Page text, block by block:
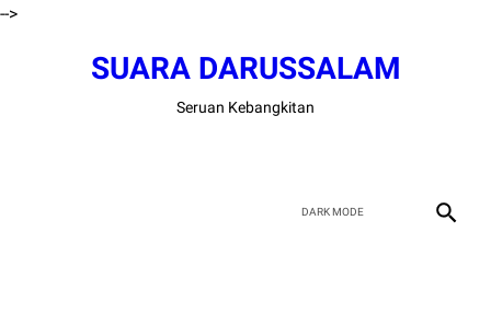
-->
SUARA DARUSSALAM
Seruan Kebangkitan